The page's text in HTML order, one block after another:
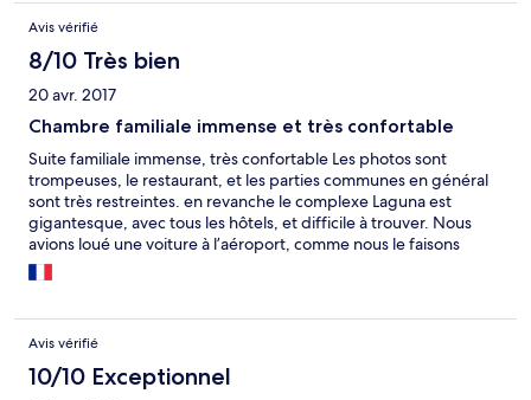
Avis vérifié
8/10 Très bien
20 avr. 2017
Chambre familiale immense et très confortable
Suite familiale immense, très confortable Les photos sont
trompeuses, le restaurant, et les parties communes en général
sont très restreintes. en revanche le complexe Laguna est
gigantesque, avec tous les hôtels, et difficile à trouver. Nous
avions loué une voiture à l’aéroport, comme nous le faisons
toujours quand nous voyageons. Nous avons demandé notre
chemin 4 ou 5 fois pour trouver notre hôtel, alors même que
Avis vérifié
10/10 Exceptionnel